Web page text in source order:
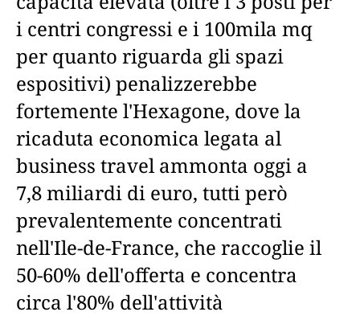
i centri congressi e i 100mila mq
per quanto riguarda gli spazi
espositivi) penalizzerebbe
fortemente l'Hexagone, dove la
ricaduta economica legata al
business travel ammonta oggi a
7,8 miliardi di euro, tutti però
prevalentemente concentrati
nell'Ile-de-France, che raccoglie il
50-60% dell'offerta e concentra
circa l'80% dell'attività